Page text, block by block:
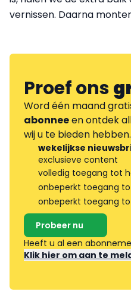
vernissen. Daarna
Proef ons
Word één maand
abonneeen ontdek
wij u te bieden hebben.
wekelijkse
exclusieve content
volledig toegang tot
onbeperkt toegang
onbeperkt toegang
Probeer nu
Heeft u al een
Klik hier om aan te